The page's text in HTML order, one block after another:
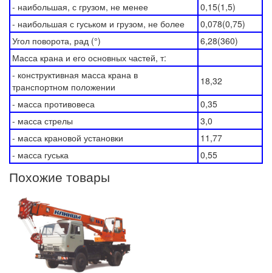
- наибольшая, с грузом, не менее
0,15(1,5)
- наибольшая с гуськом и грузом, не более
0,078(0,75)
Угол поворота, рад (°)
6,28(360)
Масса крана и его основных частей, т:
- конструктивная масса крана в
транспортном положении
18,32
- масса противовеса
0,35
- масса стрелы
3,0
- масса крановой установки
11,77
- масса гуська
0,55
Похожие товары